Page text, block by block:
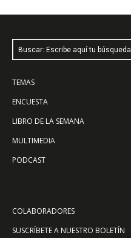
Buscar: Escribe aquí tu búsqueda
TEMAS
ENCUESTA
LIBRO DE LA SEMANA
MULTIMEDIA
PODCAST
COLABORADORES
SUSCRÍBETE A NUESTRO BOLETÍN